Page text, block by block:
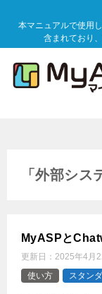
本マニュアルで使用
含まれており
「外部シ
MyASPと
更新日： 2025年4月
使い方
スタン